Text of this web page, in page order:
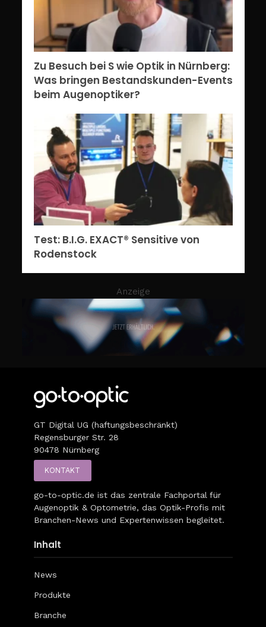
Zu Besuch bei S wie Optik in Nürnberg:
Was bringen Bestandskunden-Events
beim Augenoptiker?
Test: B.I.G. EXACT® Sensitive von
Rodenstock
Anzeige
GT Digital UG (haftungsbeschränkt)
Regensburger Str. 28
90478 Nürnberg
KONTAKT
go-to-optic.de ist das zentrale Fachportal für
Augenoptik & Optometrie, das Optik-Profis mit
Branchen-News und Expertenwissen begleitet.
Inhalt
News
Produkte
Branche